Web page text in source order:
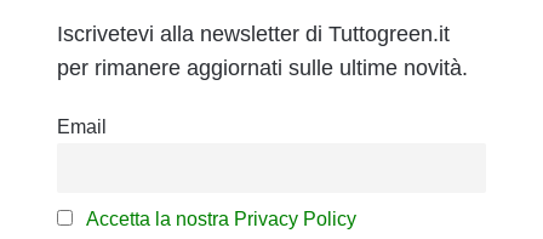
Iscrivetevi alla newsletter di Tuttogreen.it
per rimanere aggiornati sulle ultime novità.
Email
Accetta la nostra Privacy Policy